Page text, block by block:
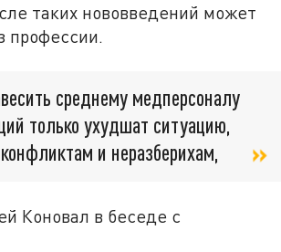
таких нововведений может
профессии.
среднему медперсоналу
только ухудшат ситуацию,
и неразберихам,
Коновал в беседе с